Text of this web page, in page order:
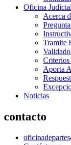
Oficina Judicial
Acerca
Tramite
Criterios
Aporta
Noticias
contacto